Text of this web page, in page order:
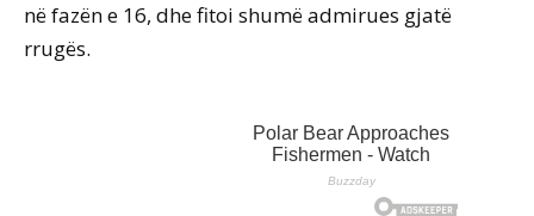
në fazën e 16, dhe fitoi shumë admirues gjatë
rrugës.